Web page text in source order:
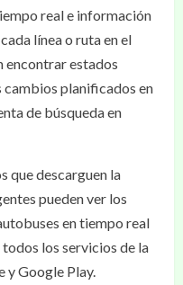
real e información
línea o ruta en el
encontrar estados
planificados en
de búsqueda en
que descarguen la
pueden ver los
en tiempo real
los servicios de la
y Google Play.